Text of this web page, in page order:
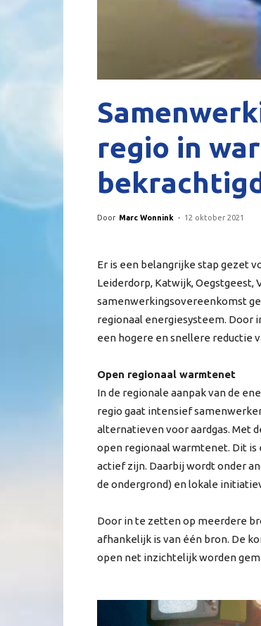
regio in
Door Marc Wonnink - 12 oktober 2021
Er is een belangrijke stap gezet
Leiderdorp, Katwijk,
samenwerkingsovereenkomst
regionaal energiesysteem. Door
een hogere en snellere reductie
Open regionaal warmtenet
In de regionale aanpak van de
regio gaat intensief
alternatieven voor aardgas. Met
open regionaal warmtenet. Dit
actief zijn. Daarbij wordt onder
de ondergrond) en lokale
Door in te zetten op meerdere
afhankelijk is van één bron. De
open net inzichtelijk worden